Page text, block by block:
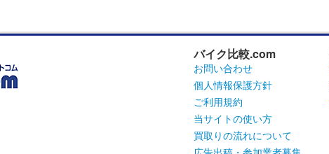
バイク比較.com
お問い合わせ
個人情報保護方針
ご利用規約
当サイトの使い方
買取りの流れについて